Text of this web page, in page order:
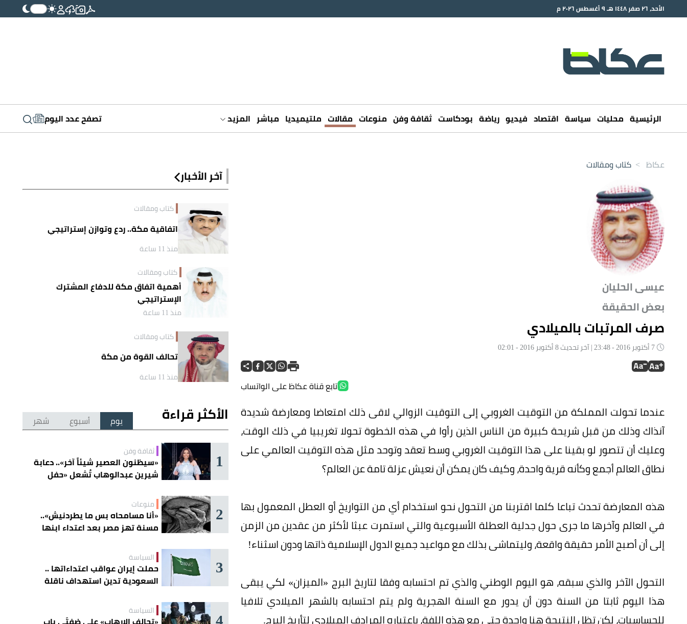
الأحد، ٢٦ صفر ١٤٤٨ هـ ٩ أغسطس ٢٠٢٦ م
الرئيسية محليات سياسة اقتصاد فيديو رياضة بودكاست ثقافة وفن منوعات مقالات ملتيميديا مباشر المزيد تصفح عدد اليوم
عكاظ > كتاب ومقالات
عيسى الحليان
بعض الحقيقة
صرف المرتبات بالميلادي
تابع قناة عكاظ على الواتساب
عندما تحولت المملكة من التوقيت الغروبي إلى التوقيت الزوالي لاقى ذلك امتعاضا ومعارضة شديدة
آنذاك وذلك من قبل شريحة كبيرة من الناس الذين رأوا في هذه الخطوة تحولا تغريبيا في ذلك الوقت،
وعليك أن تتصور لو بقينا على هذا التوقيت الغروبي وسط تعقد وتوحد مثل هذه التوقيت العالمي على
نطاق العالم أجمع وكأنه قرية واحدة، وكيف كان يمكن أن نعيش عزلة تامة عن العالم؟
هذه المعارضة تحدث تباعا كلما اقتربنا من التحول نحو استخدام أي من التواريخ أو العطل المعمول بها
في العالم وآخرها ما جرى حول جدلية العطلة الأسبوعية والتي استمرت عبثا لأكثر من عقدين من الزمن
إلى أن أصبح الأمر حقيقة واقعة، وليتماشى بذلك مع مواعيد جميع الدول الإسلامية ذاتها ودون اسثناء!
التحول الآخر والذي سبقه، هو اليوم الوطني والذي تم احتسابه وفقا لتاريخ البرج «الميزان» لكي يبقى
هذا اليوم ثابتا من السنة دون أن يدور مع السنة الهجرية ولم يتم احتسابه بالشهر الميلادي تلافيا
للحساسيات، لكن تظل النتيجة هنا واحدة حتى مع هذه اللفة، باعتباره المرادف الميلادي لتأريخ البرج.
آخر الأخبار
كتاب ومقالات
اتفاقية مكة.. ردع وتوازن إستراتيجي
منذ 11 ساعة
كتاب ومقالات
أهمية اتفاق مكة للدفاع المشترك
الإستراتيجي
منذ 11 ساعة
كتاب ومقالات
تحالف القوة من مكة
منذ 11 ساعة
الأكثر قراءة يوم أسبوع شهر
1 ثقافة وفن
«سيظنون العصير شيئاً آخر».. دعابة
شيرين عبدالوهاب تُشعل «حفل
2 منوعات
«أنا مسامحاه بس ما يطردنيش»..
مسنة تهز مصر بعد اعتداء ابنها
3 السياسة
حملت إيران عواقب اعتداءاتها ..
السعودية تدين استهداف ناقلة
السياسة